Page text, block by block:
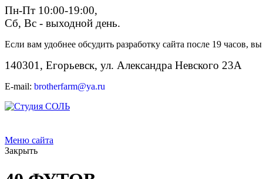
Пн-Пт 10:00-19:00,
Сб, Вс - выходной день.
Если вам удобнее обсудить разработку сайта после 19 часов,
140301, Егорьевск, ул. Александра Невского 23А
E-mail: brotherfarm@ya.ru
Меню сайта
Закрыть